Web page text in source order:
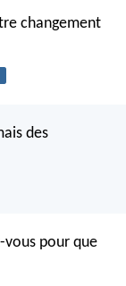
changement
des
vous pour que